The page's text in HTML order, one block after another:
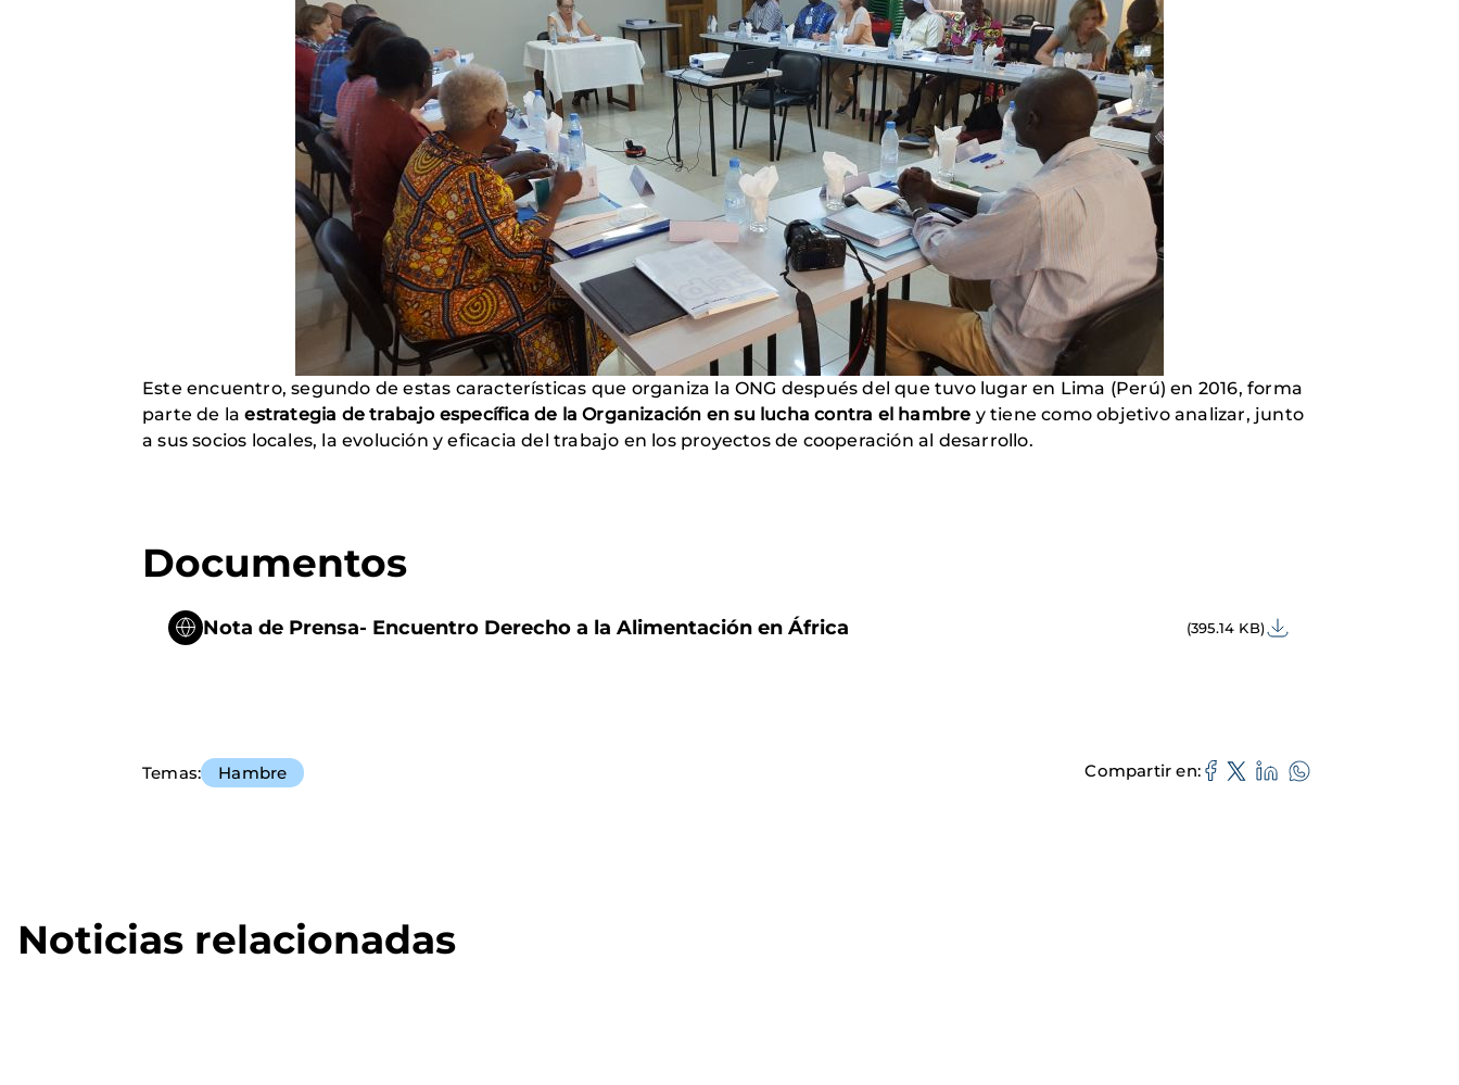
Este encuentro, segundo de estas características que organiza la ONG después del que tuvo lugar en Lima (Perú) en 2016, forma
parte de laestrategia de trabajo específica de la Organización en su lucha contra el hambre y tiene como objetivo analizar, junto
a sus socios locales, la evolución y eficacia del trabajo en los proyectos de cooperación al desarrollo.
Documentos
Nota de Prensa- Encuentro Derecho a la Alimentación en África (395.14 KB)
Temas Hambre Compartir en
Noticias relacionadas